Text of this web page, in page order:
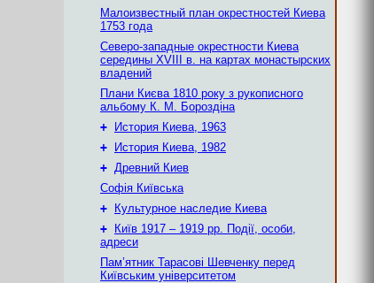
Малоизвестный план окрестностей Киева
1753 года
Северо-западные окрестности Киева
середины XVIII в. на картах монастырских
владений
Плани Києва 1810 року з рукописного
альбому К. М. Бороздіна
+
История Киева, 1963
+
История Киева, 1982
+ Древний Киев
Софія Київська
+
Культурное наследие Киева
+
Київ 1917 – 1919 рр. Події, особи,
адреси
Пам’ятник Тарасові Шевченку перед
Київським університетом